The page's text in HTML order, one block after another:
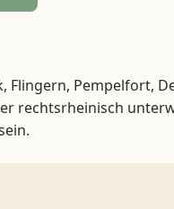
Flingern, Pempelfort,
rechtsrheinisch